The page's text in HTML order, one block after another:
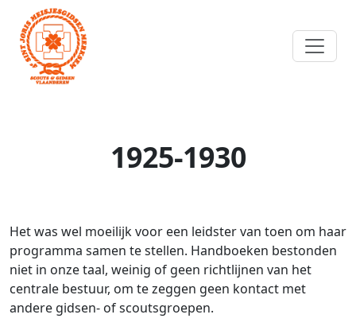
1925-1930
Het was wel moeilijk voor een leidster van toen om haar
programma samen te stellen. Handboeken bestonden
niet in onze taal, weinig of geen richtlijnen van het
centrale bestuur, om te zeggen geen kontact met
andere gidsen- of scoutsgroepen.